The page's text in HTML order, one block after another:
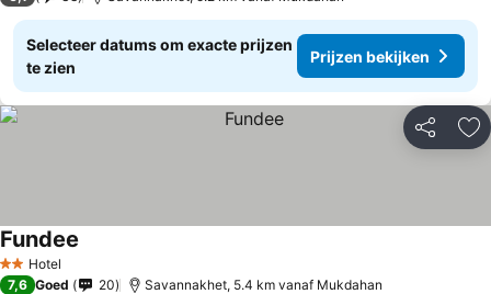
Selecteer datums om exacte prijzen
te zien
Prijzen bekijken
Delen
2 Sterren
Hotel
Fundee
7,6 Goed 20 Savannakhet, 5.4 km vanaf Mukdahan